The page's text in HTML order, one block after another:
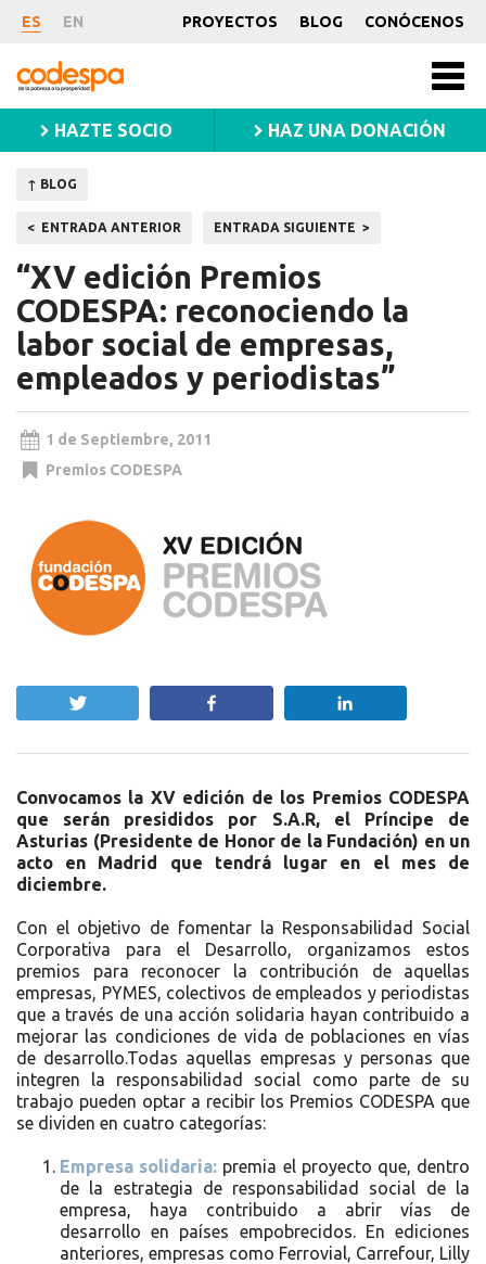
Noticia
ES EN PROYECTOS BLOG CONÓCENOS
CODESPA
HAZTE SOCIO HAZ UNA DONACIÓN
↑ BLOG
Navegación
de
entradas
ENTRADA ANTERIOR ENTRADA SIGUIENTE
“XV edición Premios
CODESPA: reconociendo la
labor social de empresas,
empleados y periodistas”
1 de Septiembre, 2011
Premios CODESPA
Convocamos la XV edición de los Premios CODESPA
que serán presididos por S.A.R, el Príncipe de
Asturias (Presidente de Honor de la Fundación) en un
acto en Madrid que tendrá lugar en el mes de
diciembre.
Con el objetivo de fomentar la Responsabilidad Social
Corporativa para el Desarrollo, organizamos estos
premios para reconocer la contribución de aquellas
empresas, PYMES, colectivos de empleados y periodistas
que a través de una acción solidaria hayan contribuido a
mejorar las condiciones de vida de poblaciones en vías
de desarrollo.Todas aquellas empresas y personas que
integren la responsabilidad social como parte de su
trabajo pueden optar a recibir los Premios CODESPA que
se dividen en cuatro categorías:
Empresa solidaria: premia el proyecto que, dentro
de la estrategia de responsabilidad social de la
empresa, haya contribuido a abrir vías de
desarrollo en países empobrecidos. En ediciones
anteriores, empresas como Ferrovial, Carrefour, Lilly